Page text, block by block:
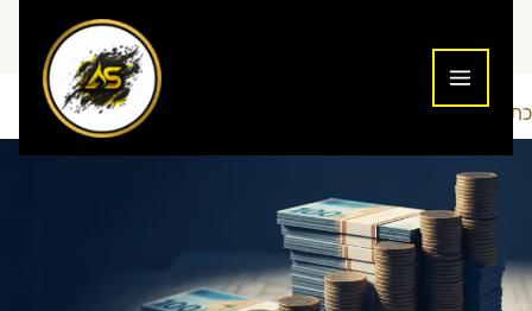
כתיבת תגובה Addiction To Success